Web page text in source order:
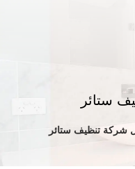
ستائر
شركة تنظيف ستائر